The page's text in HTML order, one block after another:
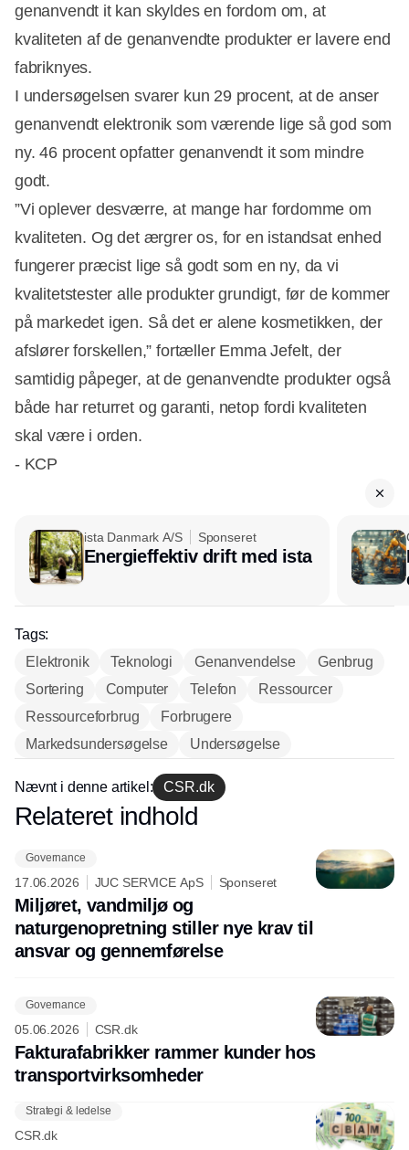
genanvendt it kan skyldes en fordom om, at
kvaliteten af de genanvendte produkter er lavere end
fabriknyes.
I undersøgelsen svarer kun 29 procent, at de anser
genanvendt elektronik som værende lige så god som
ny. 46 procent opfatter genanvendt it som mindre
godt.
”Vi oplever desværre, at mange har fordomme om
kvaliteten. Og det ærgrer os, for en istandsat enhed
fungerer præcist lige så godt som en ny, da vi
kvalitetstester alle produkter grundigt, før de kommer
på markedet igen. Så det er alene kosmetikken, der
afslører forskellen,” fortæller Emma Jefelt, der
samtidig påpeger, at de genanvendte produkter også
både har returret og garanti, netop fordi kvaliteten
skal være i orden.
- KCP
ista Danmark A/S Sponseret
Energieffektiv drift med ista
Tags:
Elektronik
Teknologi Genanvendelse
Genbrug
Sortering
Computer Telefon
Ressourcer
Ressourceforbrug
Forbrugere
Markedsundersøgelse
Undersøgelse
Nævnt i denne artikel: CSR.dk
Annonce
Relateret indhold
Governance
17.06.2026 JUC SERVICE ApS Sponseret
Miljøret, vandmiljø og
naturgenopretning stiller nye krav til
ansvar og gennemførelse
Governance
05.06.2026 CSR.dk
Fakturafabrikker rammer kunder hos
transportvirksomheder
Strategi & ledelse
CSR.dk